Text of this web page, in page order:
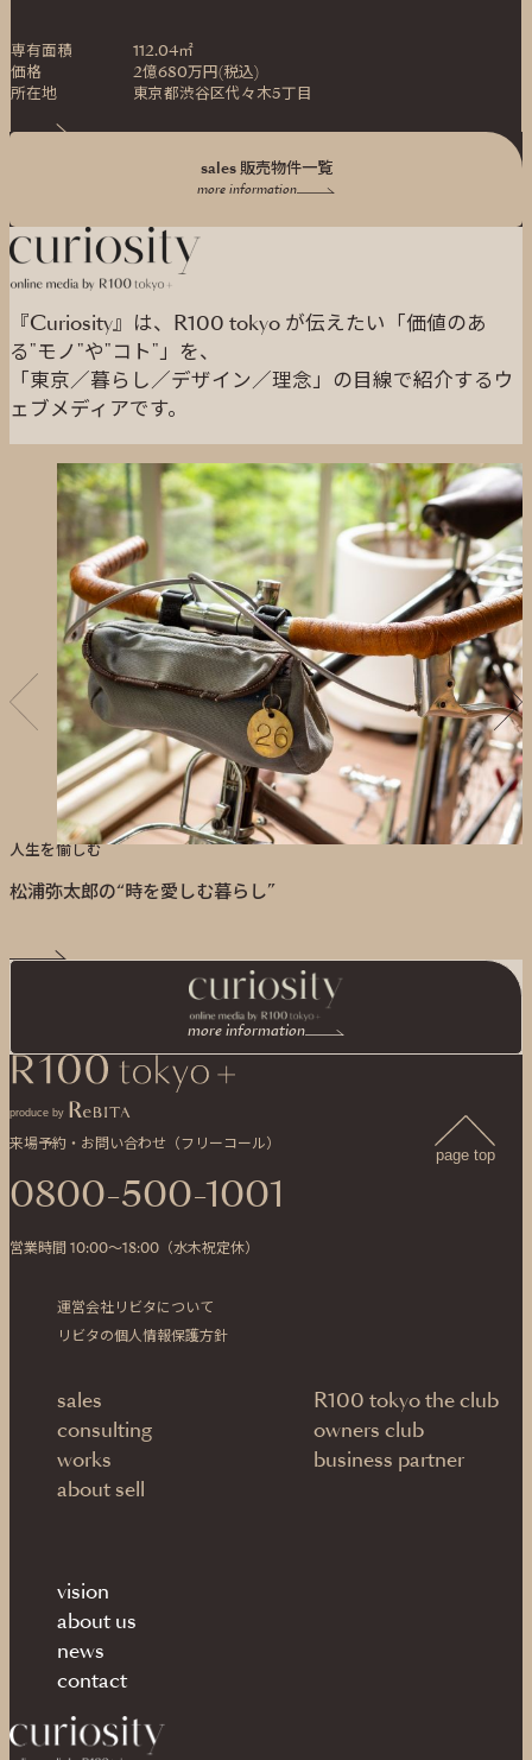
専有面積
112.04㎡
価格
2億680万円(税込)
所在地
東京都渋谷区代々木5丁目
sales 販売物件一覧
more information
『Curiosity』は、R100 tokyo が伝えたい「価値のあ
る"モノ"や"コト"」を、
「東京／暮らし／デザイン／理念」の目線で紹介するウ
ェブメディアです。
人生を愉しむ
松浦弥太郎の“時を愛しむ暮らし”
more information
produce by
来場予約・お問い合わせ（フリーコール）
0800-500-1001
営業時間 10:00〜18:00（水木祝定休）
運営会社リビタについて
リビタの個人情報保護方針
sales
consulting
works
about sell
R100 tokyo the club
owners club
business partner
vision
about us
news
contact
page top